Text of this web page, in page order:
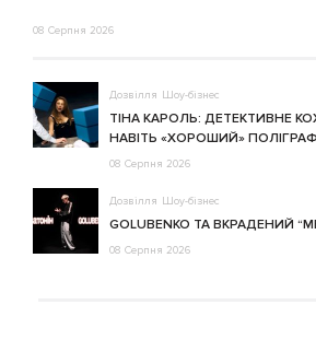
08 Серпня 2026
Дозвілля Шоу-бізнес
ТІНА КАРОЛЬ: ДЕТЕКТИВНЕ
НАВІТЬ «ХОРОШИЙ» ПОЛІГРАФ
08 Серпня 2026
Дозвілля Шоу-бізнес
GOLUBENKO ТА ВКРАДЕНИЙ
08 Серпня 2026